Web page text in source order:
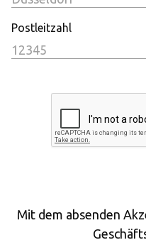
Postleitzahl
Mit dem absenden